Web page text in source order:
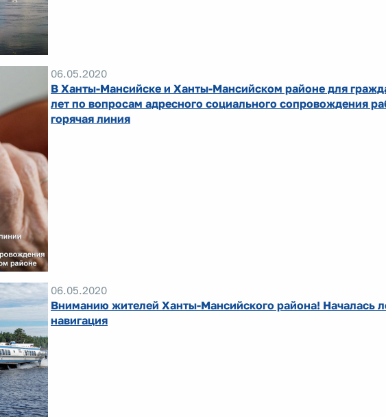
06.05.2020
В Ханты-Мансийске и Ханты-Мансийском районе для
лет по вопросам адресного социального сопровождения
горячая линия
06.05.2020
Вниманию жителей Ханты-Мансийского района! Началась
навигация